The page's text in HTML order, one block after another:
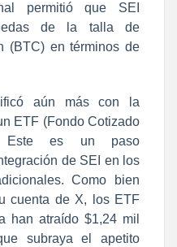
permitió que SEI
de la talla de
(BTC) en términos de
aún más con la
ETF (Fondo Cotizado
es un paso
de SEI en los
Como bien
cuenta de X, los ETF
han atraído $1,24 mil
subraya el apetito